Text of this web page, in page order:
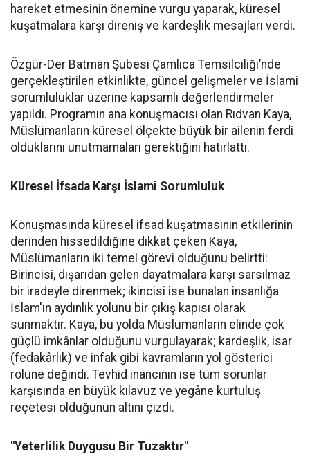
hareket etmesinin önemine vurgu yaparak, küresel
kuşatmalara karşı direniş ve kardeşlik mesajları verdi.
Özgür-Der Batman Şubesi Çamlıca Temsilciliği’nde
gerçekleştirilen etkinlikte, güncel gelişmeler ve İslami
sorumluluklar üzerine kapsamlı değerlendirmeler
yapıldı. Programın ana konuşmacısı olan Rıdvan Kaya,
Müslümanların küresel ölçekte büyük bir ailenin ferdi
olduklarını unutmamaları gerektiğini hatırlattı.
Küresel İfsada Karşı İslami Sorumluluk
Konuşmasında küresel ifsad kuşatmasının etkilerinin
derinden hissedildiğine dikkat çeken Kaya,
Müslümanların iki temel görevi olduğunu belirtti:
Birincisi, dışarıdan gelen dayatmalara karşı sarsılmaz
bir iradeyle direnmek; ikincisi ise bunalan insanlığa
İslam'ın aydınlık yolunu bir çıkış kapısı olarak
sunmaktır. Kaya, bu yolda Müslümanların elinde çok
güçlü imkânlar olduğunu vurgulayarak; kardeşlik, isar
(fedakârlık) ve infak gibi kavramların yol gösterici
rolüne değindi. Tevhid inancının ise tüm sorunlar
karşısında en büyük kılavuz ve yegâne kurtuluş
reçetesi olduğunun altını çizdi.
"Yeterlilik Duygusu Bir Tuzaktır"